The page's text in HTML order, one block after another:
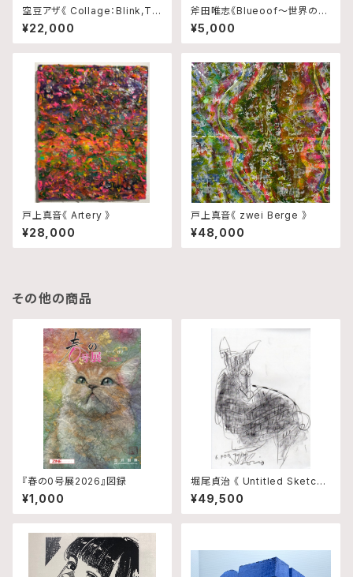
空豆アザ《 Collage：Blink,Tra
ce and Rhythm No.10 》
¥22,000
斧田唯志《Blueoof〜世界の真
ん中で輝いた日本政府から千葉
県民へ贈り物〜》
¥5,000
戸上真音《 Artery 》
¥28,000
戸上真音《 zwei Berge 》
¥48,000
その他の商品
『春の0号展2026』図録
¥1,000
堀尾貞治 《 Untitled Sketch
5 》
¥49,500